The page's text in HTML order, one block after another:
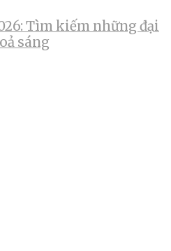
Tìm kiếm những đại
sáng